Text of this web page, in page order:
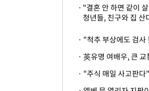
"결혼 안 하면 같이
청년들, 친구와 집 산